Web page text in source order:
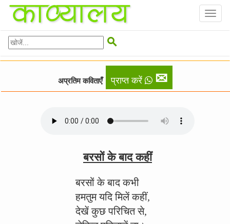

अप्रतिम कविताएँ प्राप्त करें ✉
बरसों के बाद कहीं
बरसों के बाद कभी
हमतुम यदि मिलें कहीं,
देखें कुछ परिचित से,